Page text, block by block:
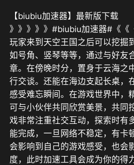
【biubiu加速器】最新版下载
》》》》》#biubiu加速器#《《
玩家来到天空王国之后可以挖掘
如号角、竖琴等等，通过与好友
章。在傍晚时分，置身于云海之
行交谈。还能在海边支起长桌，
感受难忘瞬间。在游戏世界中，
可与小伙伴共同欣赏美景，共同
戏非常注重社交互动，探索时有
能完成，一旦网络不稳定，有卡
会影响到自己的游戏感受，也会
度，此时加速工具会成为你的得